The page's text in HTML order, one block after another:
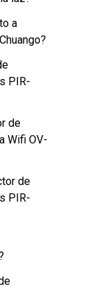
a
PIR-
de
Wifi OV-
de
PIR-